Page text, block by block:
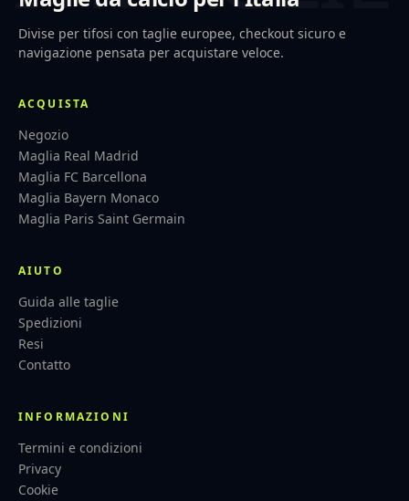
Divise per tifosi con taglie europee, checkout sicuro e
navigazione pensata per acquistare veloce.
ACQUISTA
Negozio
Maglia Real Madrid
Maglia FC Barcellona
Maglia Bayern Monaco
Maglia Paris Saint Germain
AIUTO
Guida alle taglie
Spedizioni
Resi
Contatto
INFORMAZIONI
Termini e condizioni
Privacy
Cookie